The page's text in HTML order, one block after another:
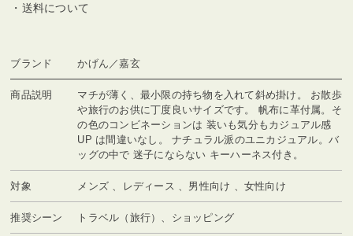
送料について
ブランド かげん／嘉玄
商品説明
マチが薄く、最小限の持ち物を入れて斜め掛け。 お散歩
や旅行のお供に丁度良いサイズです。 帆布に革付属。そ
の色のコンビネーションは 装いも気分もカジュアル感
UP は間違いなし。 ナチュラル派のユニカジュアル。バ
ッグの中で 迷子にならない キーハーネス付き。
対象 メンズ 、レディース 、男性向け 、女性向け
推奨シーン トラベル（旅行）、ショッピング